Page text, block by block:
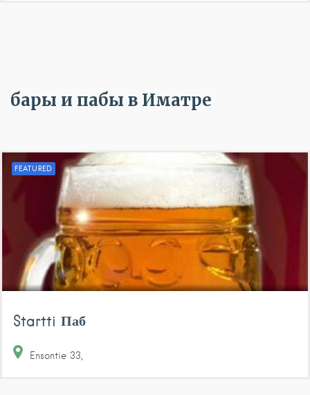
бары и пабы в Иматре
FEATURED
Startti Паб
Ensontie 33